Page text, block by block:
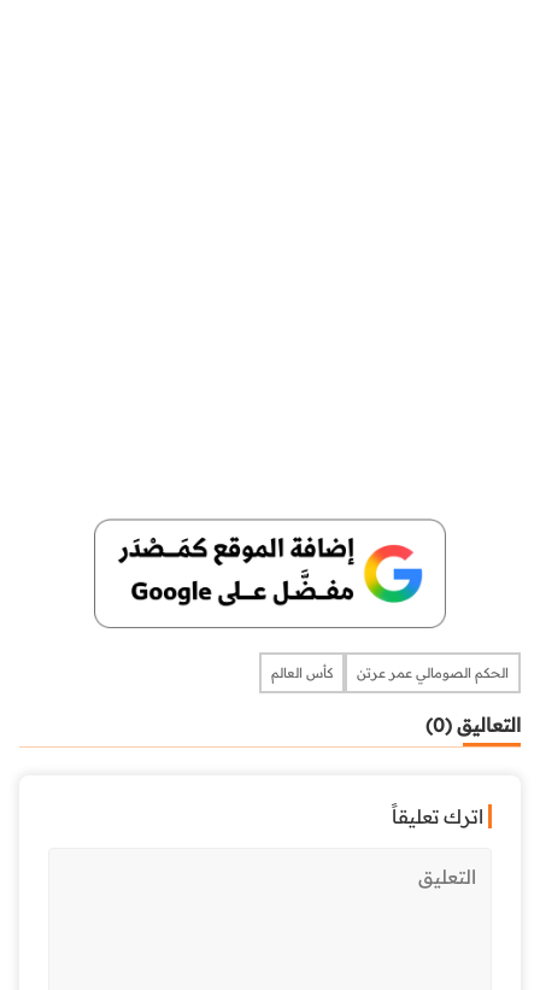
الحكم الصومالي عمر عرتن كأس العالم
التعاليق (0)
اترك تعليقاً